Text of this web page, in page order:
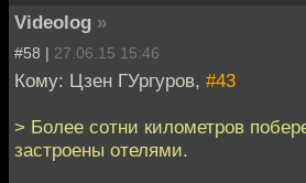
Videolog »
#58 | 27.06.15 15:46
Кому: Цзен ГУргуров, #43
> Более сотни километров
застроены отелями.